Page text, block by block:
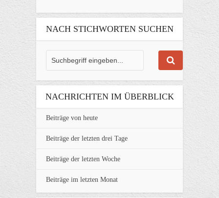
NACH STICHWORTEN SUCHEN
NACHRICHTEN IM ÜBERBLICK
Beiträge von heute
Beiträge der letzten drei Tage
Beiträge der letzten Woche
Beiträge im letzten Monat